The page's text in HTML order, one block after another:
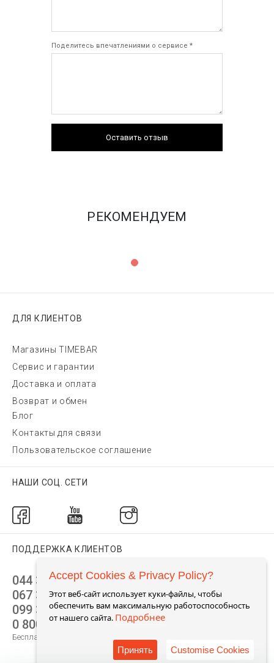
Поделитесь впечатлениями о сервисе *
Оставить отзыв
РЕКОМЕНДУЕМ
ДЛЯ КЛИЕНТОВ
Магазины TIMEBAR
Сервис и гарантии
Доставка и оплата
Возврат и обмен
Блог
Контакты для связи
Пользовательское соглашение
НАШИ СОЦ. СЕТИ
ПОДДЕРЖКА КЛИЕНТОВ
044 392 44 45
067 344 14 44 (viber)
099 399 23 80
0 800 305 805
Бесплатно по Украине
Accept Cookies & Privacy Policy?
Этот веб-сайт использует куки-файлы, чтобы
обеспечить вам максимальную работоспособность
от нашего сайта. Подробнее
Принять Customise Cookies